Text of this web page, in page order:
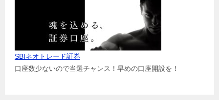
SBIネオトレード証券
口座数少ないので当選チャンス！早めの口座開設を！